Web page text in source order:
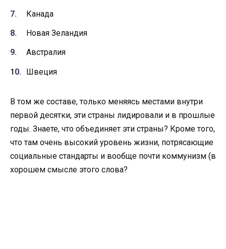
Канада
Новая Зеландия
Австралия
Швеция
В том же составе, только меняясь местами внутри
первой десятки, эти страны лидировали и в прошлые
годы. Знаете, что объединяет эти страны? Кроме того,
что там очень высокий уровень жизни, потрясающие
социальные стандарты и вообще почти коммунизм (в
хорошем смысле этого слова?